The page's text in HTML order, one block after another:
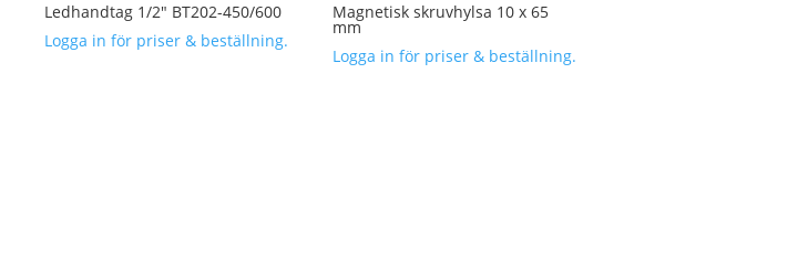
Ledhandtag 1/2″ BT202-450/600
Logga in för priser & beställning.
Magnetisk skruvhylsa 10 x 65
mm
Logga in för priser & beställning.